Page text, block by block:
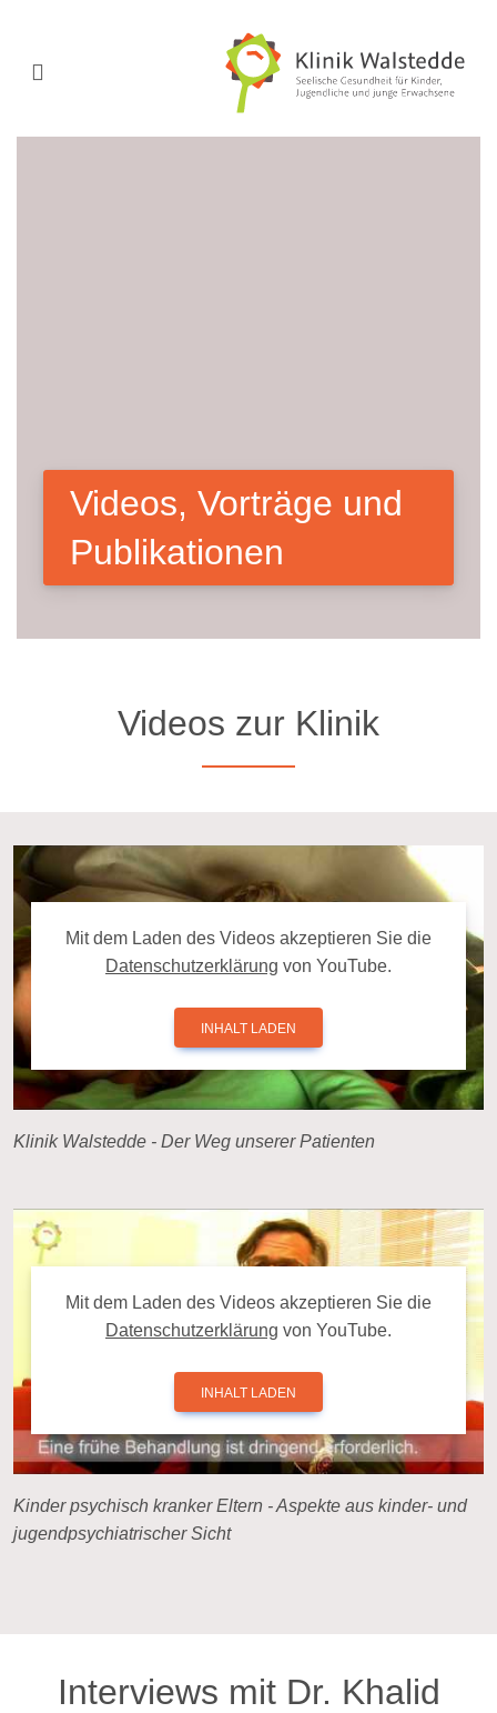
Videos, Vorträge und
Publikationen
Videos zur Klinik
Mit dem La­den des Videos ak­zep­tie­ren Sie die
Da­ten­schutz­er­klä­rung von YouTube.
INHALT LADEN
Klinik Walstedde - Der Weg unserer Patienten
Mit dem La­den des Videos ak­zep­tie­ren Sie die
Da­ten­schutz­er­klä­rung von YouTube.
INHALT LADEN
Kinder psychisch kranker Eltern - Aspekte aus kinder- und
jugendpsychiatrischer Sicht
Interviews mit Dr. Khalid